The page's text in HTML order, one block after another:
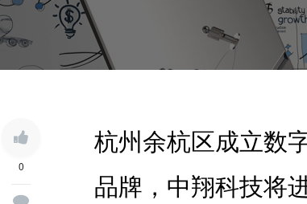
0
杭州余杭区成立数
品牌，中翔科技将